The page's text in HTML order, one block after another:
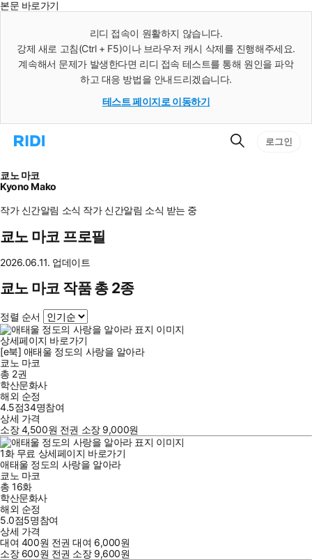
본문 바로가기
리디 접속이 원활하지 않습니다.
강제 새로 고침(Ctrl + F5)이나 브라우저 캐시 삭제를 진행해주세요.
계속해서 문제가 발생한다면 리디 접속 테스트를 통해 원인을 파악
하고 대응 방법을 안내드리겠습니다.
테스트 페이지로 이동하기
리
으
로
동
검
로그인
쿄노 마코
Kyono Mako
작가 신간알림 소식 작가 신간알림 소식 받는 중
쿄노 마코 프로필
2026.06.11. 업데이트
쿄노 마코 작품 총 2종
정렬 순서
상세페이지 바로가기
[e북] 애태울 정도의 사랑을 알아라
쿄노 마코
총 2권
학산문화사
해외 순정
4.5점34명참여
상세 가격
소장4,500원 전권 소장 9,000원
1화 무료 상세페이지 바로가기
애태울 정도의 사랑을 알아라
쿄노 마코
총 16화
학산문화사
해외 순정
5.0점5명참여
상세 가격
대여 400원 전권 대여 6,000원
소장 600원 전권 소장 9,600원